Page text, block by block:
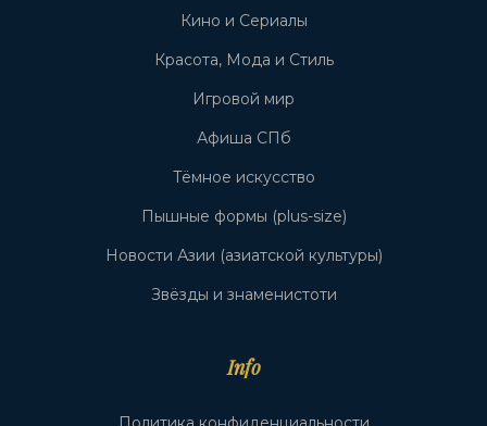
Кино и Сериалы
Красота, Мода и Стиль
Игровой мир
Афиша СПб
Тёмное искусство
Пышные формы (plus-size)
Новости Азии (азиатской культуры)
Звёзды и знаменистоти
Info